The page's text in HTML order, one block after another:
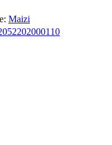
Maizi